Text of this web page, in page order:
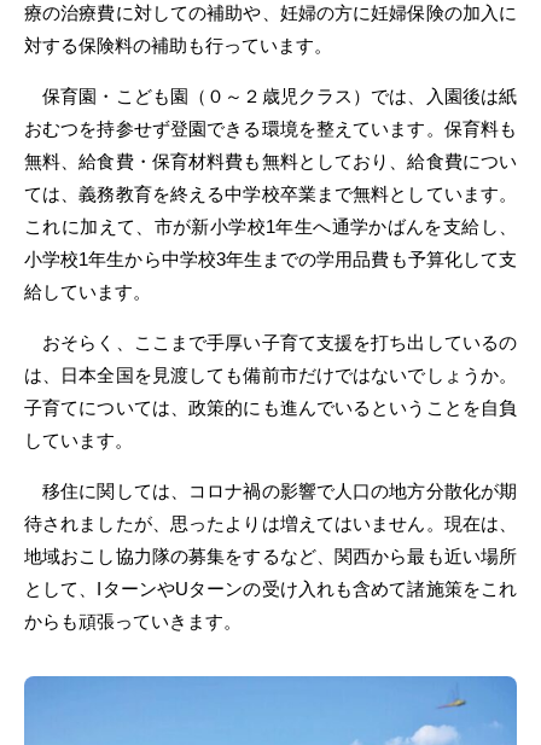
療の治療費に対しての補助や、妊婦の方に妊婦保険の加入に
対する保険料の補助も行っています。
保育園・こども園（０～２歳児クラス）では、入園後は紙
おむつを持参せず登園できる環境を整えています。保育料も
無料、給食費・保育材料費も無料としており、給食費につい
ては、義務教育を終える中学校卒業まで無料としています。
これに加えて、市が新小学校1年生へ通学かばんを支給し、
小学校1年生から中学校3年生までの学用品費も予算化して支
給しています。
おそらく、ここまで手厚い子育て支援を打ち出しているの
は、日本全国を見渡しても備前市だけではないでしょうか。
子育てについては、政策的にも進んでいるということを自負
しています。
移住に関しては、コロナ禍の影響で人口の地方分散化が期
待されましたが、思ったよりは増えてはいません。現在は、
地域おこし協力隊の募集をするなど、関西から最も近い場所
として、IターンやUターンの受け入れも含めて諸施策をこれ
からも頑張っていきます。